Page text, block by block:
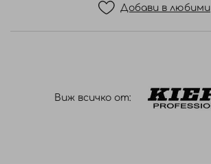
Добави в любими
Виж всичко от: